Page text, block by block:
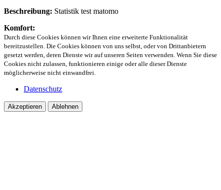
Beschreibung: Statistik test matomo
Komfort:
Durch diese Cookies können wir Ihnen eine erweiterte Funktionalität
bereitzustellen. Die Cookies können von uns selbst, oder von Drittanbietern
gesetzt werden, deren Dienste wir auf unseren Seiten verwenden. Wenn Sie diese
Cookies nicht zulassen, funktionieren einige oder alle dieser Dienste
möglicherweise nicht einwandfrei.
Datenschutz
Akzeptieren Ablehnen